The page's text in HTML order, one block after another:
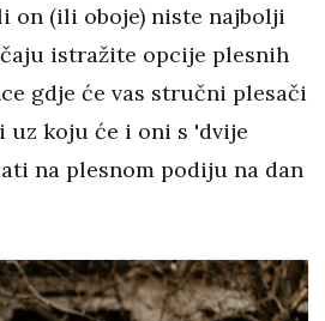
on (ili oboje) niste najbolji
istražite opcije plesnih
gdje će vas stručni plesači
koju će i oni s 'dvije
na plesnom podiju na dan